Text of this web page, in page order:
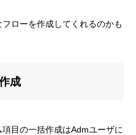
ローを作成してくれるのかも
成
目の一括作成はAdmユーザに